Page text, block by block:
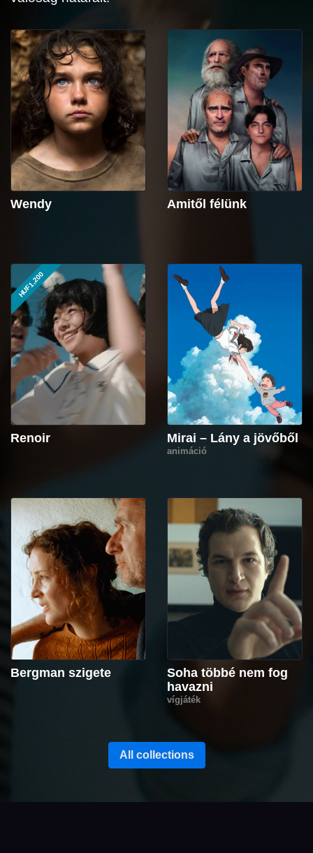
Wendy Amitől félünk
HUF1,200
Renoir Mirai – Lány a jövőből
animáció
Bergman szigete
Soha többé nem fog
havazni
vígjáték
All collections